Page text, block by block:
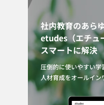
社内教育のあら
etudes（エチュ
スマートに解決
圧倒的に使いやすい
人材育成をオールイン